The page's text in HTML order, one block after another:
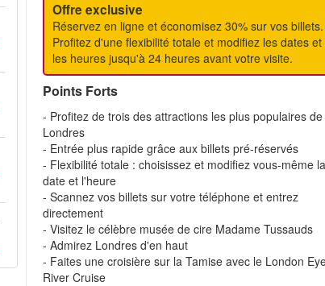
Offre exclusive
Réservez en ligne et économisez 30% sur vos billets.
Profitez d'une flexibilité totale et modifiez les dates et
les heures jusqu'à 24 heures avant votre visite.
Points Forts
- Profitez de trois des attractions les plus populaires de
Londres
- Entrée plus rapide grâce aux billets pré-réservés
- Flexibilité totale : choisissez et modifiez vous-même
date et l'heure
- Scannez vos billets sur votre téléphone et entrez
directement
- Visitez le célèbre musée de cire Madame Tussauds
- Admirez Londres d'en haut
- Faites une croisière sur la Tamise avec le London
River Cruise